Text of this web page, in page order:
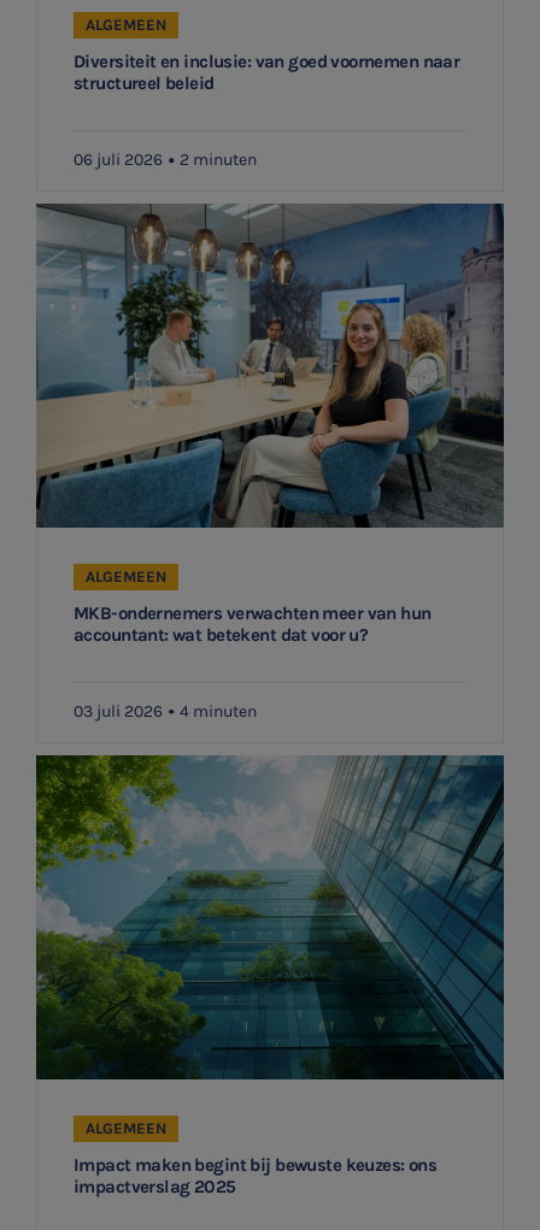
Diversiteit en inclusie: van goed voornemen naar
structureel beleid
ALGEMEEN
06 juli 2026 2 minuten
MKB-ondernemers verwachten meer van hun
accountant: wat betekent dat voor u?
ALGEMEEN
03 juli 2026 4 minuten
Impact maken begint bij bewuste keuzes: ons
impactverslag 2025
ALGEMEEN